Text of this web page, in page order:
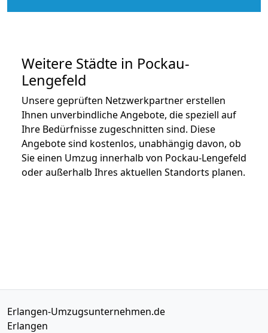
Weitere Städte in Pockau-
Lengefeld
Unsere geprüften Netzwerkpartner erstellen
Ihnen unverbindliche Angebote, die speziell auf
Ihre Bedürfnisse zugeschnitten sind. Diese
Angebote sind kostenlos, unabhängig davon, ob
Sie einen Umzug innerhalb von Pockau-Lengefeld
oder außerhalb Ihres aktuellen Standorts planen.
Erlangen-Umzugsunternehmen.de
Erlangen